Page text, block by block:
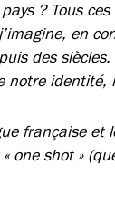
? Tous
en
des
notre
française et
one shot »